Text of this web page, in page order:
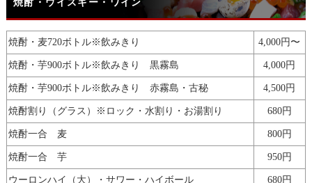
焼酎・ウイスキー・ワイン
焼酎・麦720ボトル※飲みきり 4,000円〜
焼酎・芋900ボトル※飲みきり 黒霧島 4,000円
焼酎・芋900ボトル※飲みきり 赤霧島・古秘 4,500円
焼酎割り（グラス）※ロック・水割り・お湯割り 680円
焼酎一合 麦 800円
焼酎一合 芋 950円
ウーロンハイ（大）・サワー・ハイボール 680円